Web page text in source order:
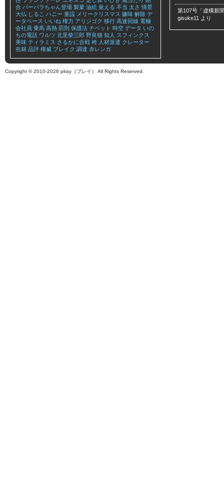
合 バーバラちゃん登場 製菓 油絵 覚える 不当 太さ 情景
大仏 しるこ ハニー 童謡 メリークリスマス 嫌味 解除 デ
ータベース いいね 権力 アリジゴク 移行 高速回線 電極
会社員 乗馬 高熱 罰則 保護法 チベット 時空 データ いの
ちの電話 ワルツ 北里柴三郎 野良猫 知人 スフィンクス
美味 ティラミス さるかに合戦 袴 人材派遣 クレーター
在籍 品評 権威 ブレイク 調達 赤レンガ
第107号「虚構新
gisuke11 より
Copyright © 2010-2026 plray［プレイ］ All Rights Reserved.